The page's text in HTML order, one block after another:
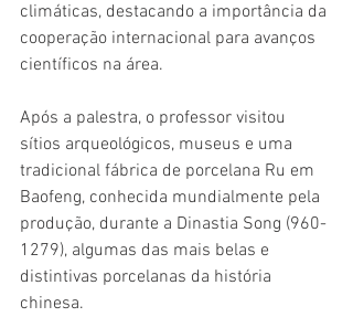
climáticas, destacando a importância da
cooperação internacional para avanços
científicos na área.
Após a palestra, o professor visitou
sítios arqueológicos, museus e uma
tradicional fábrica de porcelana Ru em
Baofeng, conhecida mundialmente pela
produção, durante a Dinastia Song (960-
1279), algumas das mais belas e
distintivas porcelanas da história
chinesa.